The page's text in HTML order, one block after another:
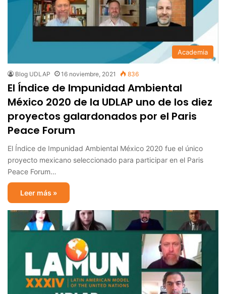
Academia
Blog UDLAP 16 noviembre, 2021 836
El Índice de Impunidad Ambiental
México 2020 de la UDLAP uno de los diez
proyectos galardonados por el Paris
Peace Forum
El Índice de Impunidad Ambiental México 2020 fue el único
proyecto mexicano seleccionado para participar en el Paris
Peace Forum…
Leer más »